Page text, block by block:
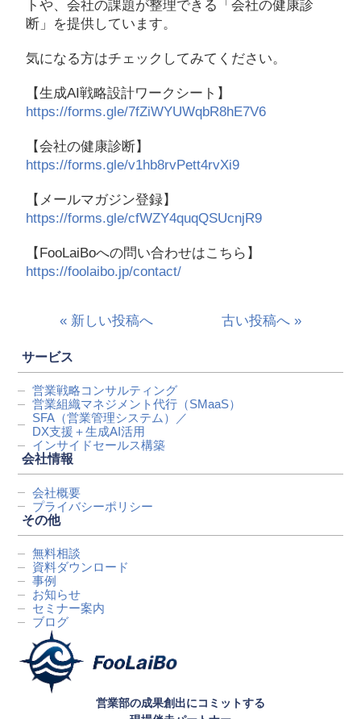
トや、会社の課題が整理できる「会社の健康診
断」を提供しています。
気になる方はチェックしてみてください。
【生成AI戦略設計ワークシート】
https://forms.gle/7fZiWYUWqbR8hE7V6
【会社の健康診断】
https://forms.gle/v1hb8rvPett4rvXi9
【メールマガジン登録】
https://forms.gle/cfWZY4quqQSUcnjR9
【FooLaiBoへの問い合わせはこちら】
https://foolaibo.jp/contact/
« 新しい投稿へ 古い投稿へ »
営業部の成果創出にコミットする
サービス
営業戦略コンサルティング
営業組織マネジメント代行 （SMaaS）
SFA（営業管理システム）／
DX支援＋生成AI活用
インサイドセールス構築
会社情報
会社概要
プライバシーポリシー
その他
無料相談
資料ダウンロード
事例
お知らせ
セミナー案内
ブログ